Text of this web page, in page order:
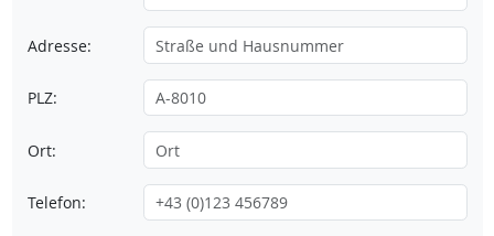
Adresse:
PLZ:
Ort:
Telefon: